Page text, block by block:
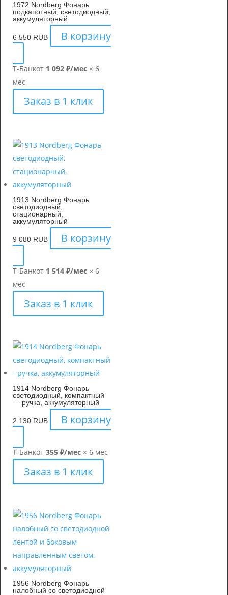
1972 Nordberg Фонарь
подкапотный, светодиодный,
аккумуляторный
6 550 RUB В корзину
Т-Банкот 1 092 ₽/мес × 6
мес
Заказ в 1 клик
1913 Nordberg Фонарь
светодиодный,
стационарный,
аккумуляторный
9 080 RUB В корзину
Т-Банкот 1 514 ₽/мес × 6
мес
Заказ в 1 клик
1914 Nordberg Фонарь
светодиодный, компактный
— ручка, аккумуляторный
2 130 RUB В корзину
Т-Банкот 355 ₽/мес × 6 мес
Заказ в 1 клик
1956 Nordberg Фонарь
налобный со светодиодной